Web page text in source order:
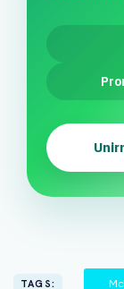
TAGS: